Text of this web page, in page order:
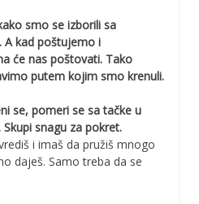
smo se izborili sa
A kad poštujemo i
će nas poštovati. Tako
putem kojim smo krenuli.
se, pomeri se sa tačke u
snagu za pokret.
i imaš da pružiš mnogo
daješ. Samo treba da se